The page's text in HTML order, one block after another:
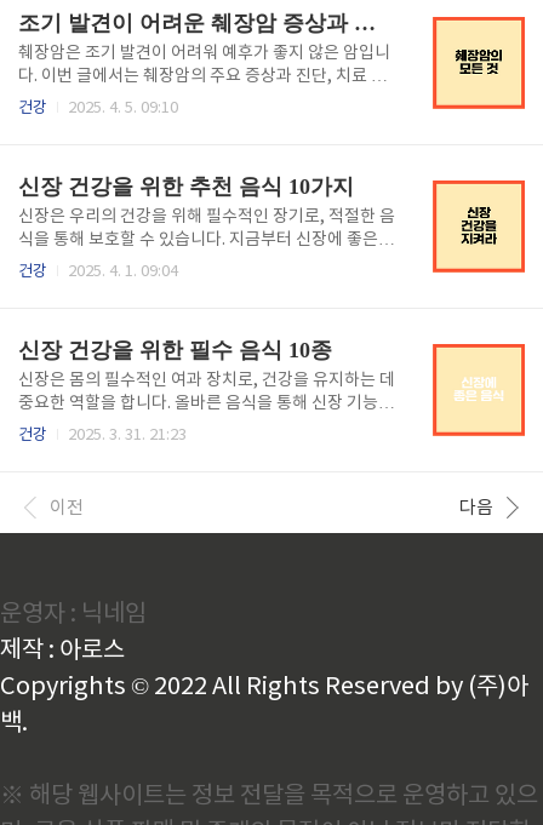
조기 발견이 어려운 췌장암 증상과 치료법은
췌장암은 조기 발견이 어려워 예후가 좋지 않은 암입니
다. 이번 글에서는 췌장암의 주요 증상과 진단, 치료 방
건강 2025. 4. 5. 09:10
신장 건강을 위한 추천 음식 10가지
신장은 우리의 건강을 위해 필수적인 장기로, 적절한 음
식을 통해 보호할 수 있습니다. 지금부터 신장에 좋은
음식을 알아보며 건강한 삶을 유지하는 방법을 살펴보
건강 2025. 4. 1. 09:04
신장 건강을 위한 필수 음식 10종
신장은 몸의 필수적인 여과 장치로, 건강을 유지하는 데
중요한 역할을 합니다. 올바른 음식을 통해 신장 기능을
보호하고 질병을 예방하는 방법을 알아봅시다. ≡ 목차
건강 2025. 3. 31. 21:23
이전 다음
운영자 : 닉네임
제작 : 아로스
Copyrights © 2022 All Rights Reserved by (주)아
백.
※ 해당 웹사이트는 정보 전달을 목적으로 운영하고 있으